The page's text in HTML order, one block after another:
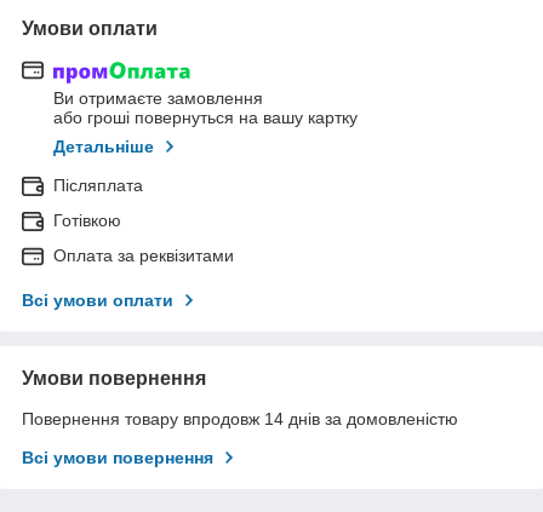
Умови оплати
Ви отримаєте замовлення
або гроші повернуться на вашу картку
Детальніше
Післяплата
Готівкою
Оплата за реквізитами
Всі умови оплати
Умови повернення
Повернення товару впродовж 14 днів за домовленістю
Всі умови повернення